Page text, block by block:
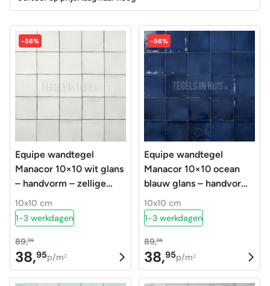
-56%
Equipe wandtegel
Manacor 10×10 wit glans
– handvorm – zellige
look – 26919 0,5 m2
10x10 cm
1-3 werkdagen
89,95
Oorspronkelijke
prijs
38,95
Huidige
prijs
p/m2
-56%
Equipe wandtegel
Manacor 10×10 ocean
blauw glans – handvorm
– zellige look – 26920
10x10 cm
1-3 werkdagen
89,95
Oorspronkelijke
prijs
38,95
Huidige
prijs
p/m2